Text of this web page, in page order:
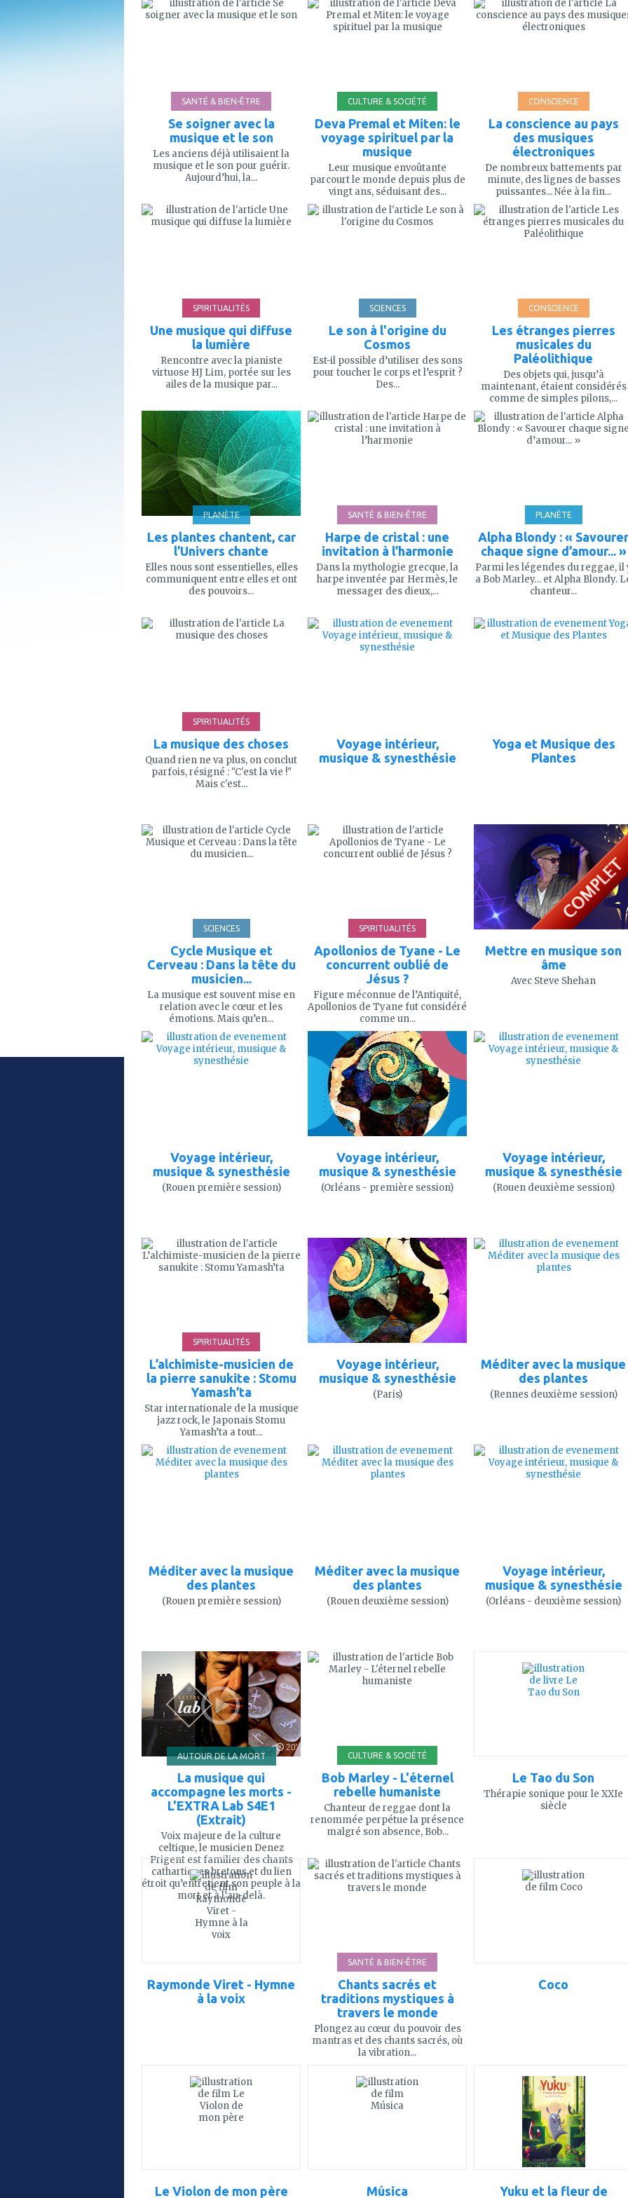
mes
SANTÉ & BIEN-ÊTRE
Se soigner avec la
musique et le son
Les anciens déjà utilisaient la
musique et le son pour guérir.
Aujourd’hui, la...
à
mes
favoris
CULTURE & SOCIÉTÉ
Deva Premal et Miten: le
voyage spirituel par la
musique
Leur musique envoûtante
parcourt le monde depuis plus de
vingt ans, séduisant des...
mes
favoris
CONSCIENCE
La conscience au pays
des musiques
électroniques
De nombreux battements par
minute, des lignes de basses
puissantes... Née à la fin...
mes
SPIRITUALITÉS
Une musique qui diffuse
la lumière
Rencontre avec la pianiste
virtuose HJ Lim, portée sur les
ailes de la musique par...
ajouter
à
mes
SCIENCES
Le son à l'origine du
Cosmos
Est-il possible d’utiliser des sons
pour toucher le corps et l’esprit ?
Des...
ajouter
mes
CONSCIENCE
Les étranges pierres
musicales du
Paléolithique
Des objets qui, jusqu’à
maintenant, étaient considérés
comme de simples pilons,...
à
mes
favoris
PLANÈTE
Les plantes chantent, car
l’Univers chante
Elles nous sont essentielles, elles
communiquent entre elles et ont
des pouvoirs...
à
mes
SANTÉ & BIEN-ÊTRE
Harpe de cristal : une
invitation à l’harmonie
Dans la mythologie grecque, la
harpe inventée par Hermès, le
messager des dieux,...
à
mes
PLANÈTE
Alpha Blondy : « Savourer
chaque signe d’amour... »
Parmi les légendes du reggae, il
a Bob Marley… et Alpha Blondy.
chanteur...
mes
SPIRITUALITÉS
La musique des choses
Quand rien ne va plus, on conclut
parfois, résigné : "C'est la vie !"
Mais c'est...
mes
Voyage intérieur,
musique & synesthésie
à
mes
Yoga et Musique des
Plantes
à
mes
favoris
SCIENCES
Cycle Musique et
Cerveau : Dans la tête du
musicien...
La musique est souvent mise en
relation avec le cœur et les
émotions. Mais qu’en...
mes
favoris
SPIRITUALITÉS
Apollonios de Tyane - Le
concurrent oublié de
Jésus ?
Figure méconnue de l’Antiquité,
Apollonios de Tyane fut considéré
comme un...
mes
favoris
Mettre en musique son
âme
Avec Steve Shehan
mes
Voyage intérieur,
musique & synesthésie
(Rouen première session)
mes
favoris
Voyage intérieur,
musique & synesthésie
(Orléans - première session)
mes
Voyage intérieur,
musique & synesthésie
(Rouen deuxième session)
mes
favoris
SPIRITUALITÉS
L’alchimiste-musicien de
la pierre sanukite : Stomu
Yamash’ta
Star internationale de la musique
jazz rock, le Japonais Stomu
Yamash’ta a tout...
mes
favoris
Voyage intérieur,
musique & synesthésie
(Paris)
mes
Méditer avec la musique
des plantes
(Rennes deuxième session)
mes
Méditer avec la musique
des plantes
(Rouen première session)
mes
Méditer avec la musique
des plantes
(Rouen deuxième session)
mes
Voyage intérieur,
musique & synesthésie
(Orléans - deuxième session)
mes
favoris
20'
AUTOUR DE LA MORT
La musique qui
accompagne les morts -
L'EXTRA Lab S4E1
(Extrait)
Voix majeure de la culture
celtique, le musicien Denez
Prigent est familier des chants
cathartiques bretons et du lien
étroit qu’entretient son peuple à la
mort et à l’au-delà.
mes
CULTURE & SOCIÉTÉ
Bob Marley - L'éternel
rebelle humaniste
Chanteur de reggae dont la
renommée perpétue la présence
malgré son absence, Bob...
Le Tao du Son
Thérapie sonique pour le XXIe
siècle
ajouter
à
mes
favoris
Raymonde Viret - Hymne
à la voix
à
mes
favoris
SANTÉ & BIEN-ÊTRE
Chants sacrés et
traditions mystiques à
travers le monde
Plongez au cœur du pouvoir des
mantras et des chants sacrés, où
la vibration...
Coco
Le Violon de mon père Música
favoris
Yuku et la fleur de